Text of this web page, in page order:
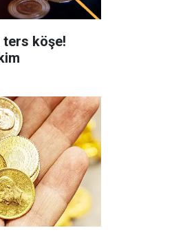
ters köşe!